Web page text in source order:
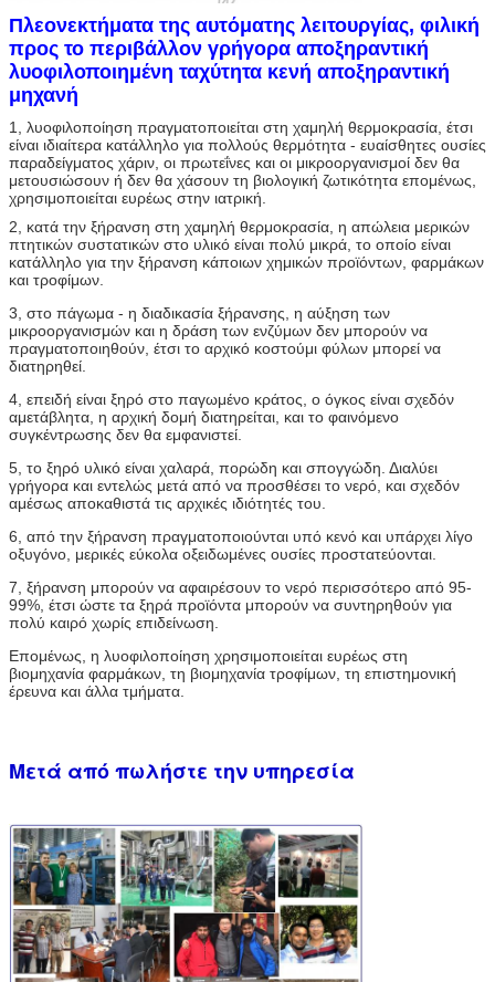
Πλεονεκτήματα της αυτόματης λειτουργίας, φιλική
προς το περιβάλλον γρήγορα αποξηραντική
λυοφιλοποιημένη ταχύτητα κενή αποξηραντική
μηχανή
1, λυοφιλοποίηση πραγματοποιείται στη χαμηλή θερμοκρασία, έτσι
είναι ιδιαίτερα κατάλληλο για πολλούς θερμότητα - ευαίσθητες ουσίες
παραδείγματος χάριν, οι πρωτεΐνες και οι μικροοργανισμοί δεν θα
μετουσιώσουν ή δεν θα χάσουν τη βιολογική ζωτικότητα επομένως,
χρησιμοποιείται ευρέως στην ιατρική.
2, κατά την ξήρανση στη χαμηλή θερμοκρασία, η απώλεια μερικών
πτητικών συστατικών στο υλικό είναι πολύ μικρά, το οποίο είναι
κατάλληλο για την ξήρανση κάποιων χημικών προϊόντων, φαρμάκων
και τροφίμων.
3, στο πάγωμα - η διαδικασία ξήρανσης, η αύξηση των
μικροοργανισμών και η δράση των ενζύμων δεν μπορούν να
πραγματοποιηθούν, έτσι το αρχικό κοστούμι φύλων μπορεί να
διατηρηθεί.
4, επειδή είναι ξηρό στο παγωμένο κράτος, ο όγκος είναι σχεδόν
αμετάβλητα, η αρχική δομή διατηρείται, και το φαινόμενο
συγκέντρωσης δεν θα εμφανιστεί.
5, το ξηρό υλικό είναι χαλαρά, πορώδη και σπογγώδη. Διαλύει
γρήγορα και εντελώς μετά από να προσθέσει το νερό, και σχεδόν
αμέσως αποκαθιστά τις αρχικές ιδιότητές του.
6, από την ξήρανση πραγματοποιούνται υπό κενό και υπάρχει λίγο
οξυγόνο, μερικές εύκολα οξειδωμένες ουσίες προστατεύονται.
7, ξήρανση μπορούν να αφαιρέσουν το νερό περισσότερο από 95-
99%, έτσι ώστε τα ξηρά προϊόντα μπορούν να συντηρηθούν για
πολύ καιρό χωρίς επιδείνωση.
Επομένως, η λυοφιλοποίηση χρησιμοποιείται ευρέως στη
βιομηχανία φαρμάκων, τη βιομηχανία τροφίμων, τη επιστημονική
έρευνα και άλλα τμήματα.
Μετά από πωλήστε την υπηρεσία